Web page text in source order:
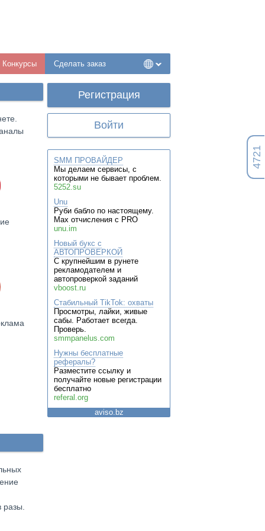
4721
Конкурсы Сделать заказ
Регистрация
Войти
SMM ПРОВАЙДЕР
Мы делаем сервисы, с
которыми не бывает проблем.
5252.su
Unu
Руби бабло по настоящему.
Max отчисления с PRO
unu.im
Новый букс с
АВТОПРОВЕРКОЙ
С крупнейшим в рунете
рекламодателем и
автопроверкой заданий
vboost.ru
Стабильный TikTok: охваты
Просмотры, лайки, живые
сабы. Работает всегда.
Проверь.
smmpanelus.com
Нужны бесплатные
рефералы?
Разместите ссылку и
получайте новые регистрации
бесплатно
referal.org
aviso.bz